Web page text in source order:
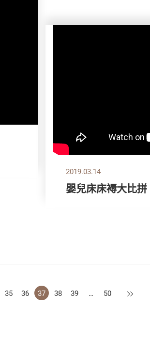
2019.03.14
嬰兒床床褥大比拼
35 36 37 38 39 … 50 下一頁